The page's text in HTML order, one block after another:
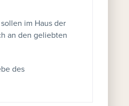
im Haus der
an den geliebten
des